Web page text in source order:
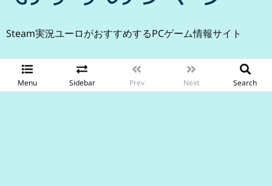
Steam実況ユーロがおすすめするPCゲーム情報サイト
Menu Sidebar Prev Next Search